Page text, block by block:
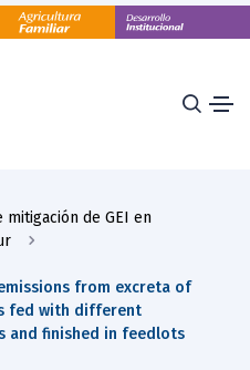
de GEI en
from excreta of
fed with different
and finished in feedlots